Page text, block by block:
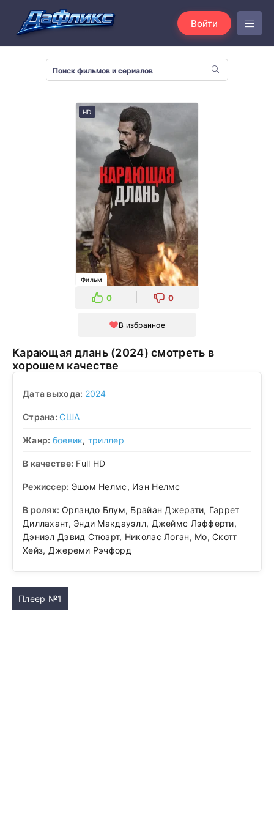
Войти
HD
Фильм
0 0
В избранное
Карающая длань (2024) смотреть в
хорошем качестве
Дата выхода: 2024
Страна:США
Жанр: боевик, триллер
В качестве: Full HD
Режиссер: Эшом Нелмс, Иэн Нелмс
В ролях: Орландо Блум, Брайан Джерати, Гаррет
Диллахант, Энди Макдауэлл, Джеймс Лэфферти,
Дэниэл Дэвид Стюарт, Николас Логан, Мо, Скотт
Хейз, Джереми Рэчфорд
Плеер №1